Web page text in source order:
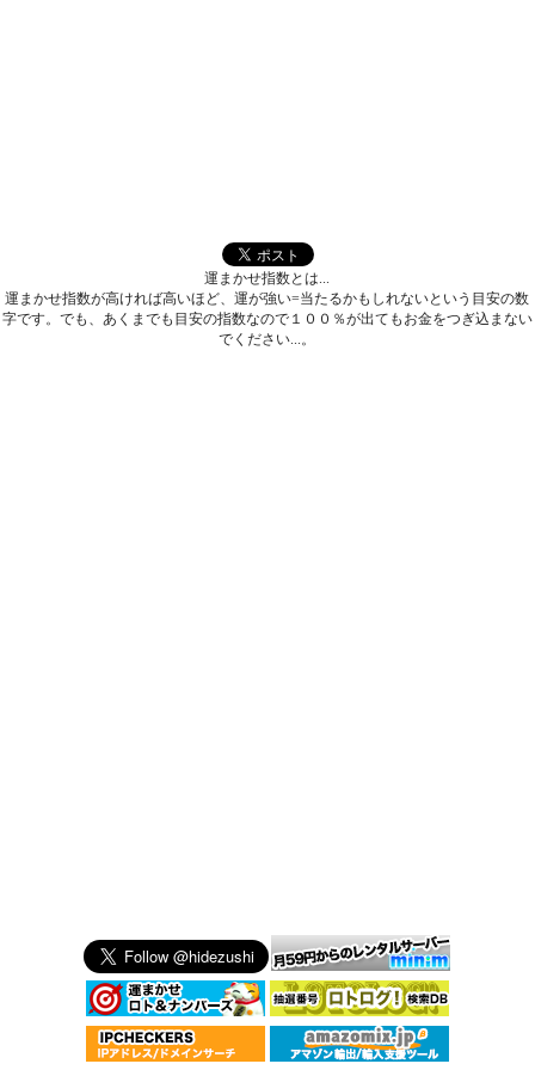
運まかせ指数とは...
運まかせ指数が高ければ高いほど、運が強い=当たるかもしれないという目安の数
字です。でも、あくまでも目安の指数なので１００％が出てもお金をつぎ込まない
でください...。